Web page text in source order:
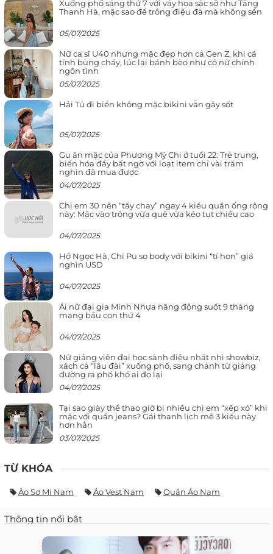
Xuống phố sáng thứ 7 với váy hoa sặc sỡ như Tăng
Thanh Hà, mặc sao để trông điệu đà mà không sến
05/07/2025
Nữ ca sĩ U40 nhưng mặc đẹp hơn cả Gen Z, khi cá
tính bùng cháy, lúc lại bánh bèo như cô nữ chính
ngôn tình
05/07/2025
Hải Tú đi biển không mặc bikini vẫn gây sốt
05/07/2025
Gu ăn mặc của Phương Mỹ Chi ở tuổi 22: Trẻ trung,
biến hóa đầy bất ngờ với loạt item chỉ vài trăm
nghìn đã mua được
04/07/2025
Chị em 30 nên “tẩy chay” ngay 4 kiểu quần ống rộng
này: Mặc vào trông vừa quê vừa kéo tụt chiều cao
04/07/2025
Hồ Ngọc Hà, Chi Pu so body với bikini “tí hon” giá
nghìn USD
04/07/2025
Ái nữ đại gia Minh Nhựa năng động suốt 9 tháng
mang bầu con thứ 4
04/07/2025
Nữ giảng viên đại học sành điệu nhất nhì showbiz,
xách cả “lâu đài” xuống phố, sang chảnh từ giảng
đường ra phố khó ai đọ lại
04/07/2025
Tại sao giày thể thao giờ bị nhiều chị em “xếp xó” khi
mặc với quần jeans? Gái thanh lịch mê 3 kiểu này
hơn hẳn
03/07/2025
TỪ KHÓA
Áo Sơ Mi Nam Áo Vest Nam Quần Áo Nam
Thông tin nổi bật